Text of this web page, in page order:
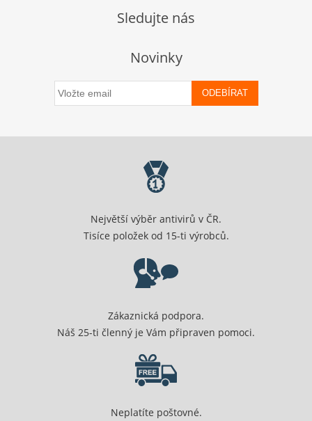
Sledujte nás
Novinky
ODEBÍRAT
Největší výběr antivirů v ČR.
Tisíce položek od 15-ti výrobců.
Zákaznická podpora.
Náš 25-ti členný je Vám připraven pomoci.
Neplatíte poštovné.